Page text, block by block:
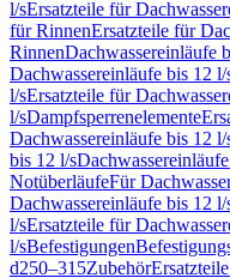
l/sErsatzteile für
für RinnenErsatzteile für
RinnenDachwassereinläufe
Dachwassereinläufe bis 12 l/
l/sErsatzteile für
l/sDampfsperrenelemente
Dachwassereinläufe bis 12 l/
bis 12 l/s
NotüberläufeFür
Dachwassereinläufe bis 12 l/
l/sErsatzteile für
l/sBefestigungen
d250–315Zubehör